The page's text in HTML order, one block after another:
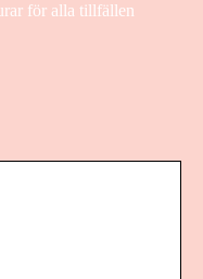
för alla tillfällen